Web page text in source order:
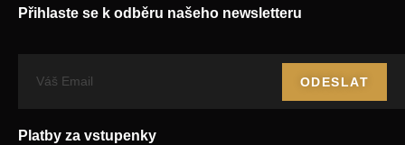
Přihlaste se k odběru našeho newsletteru
ODESLAT
Platby za vstupenky